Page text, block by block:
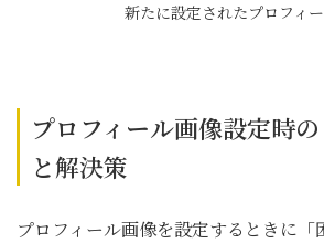
新たに設定されたプロフィ
プロフィール画像設定時
と解決策
プロフィール画像を設定するときに「